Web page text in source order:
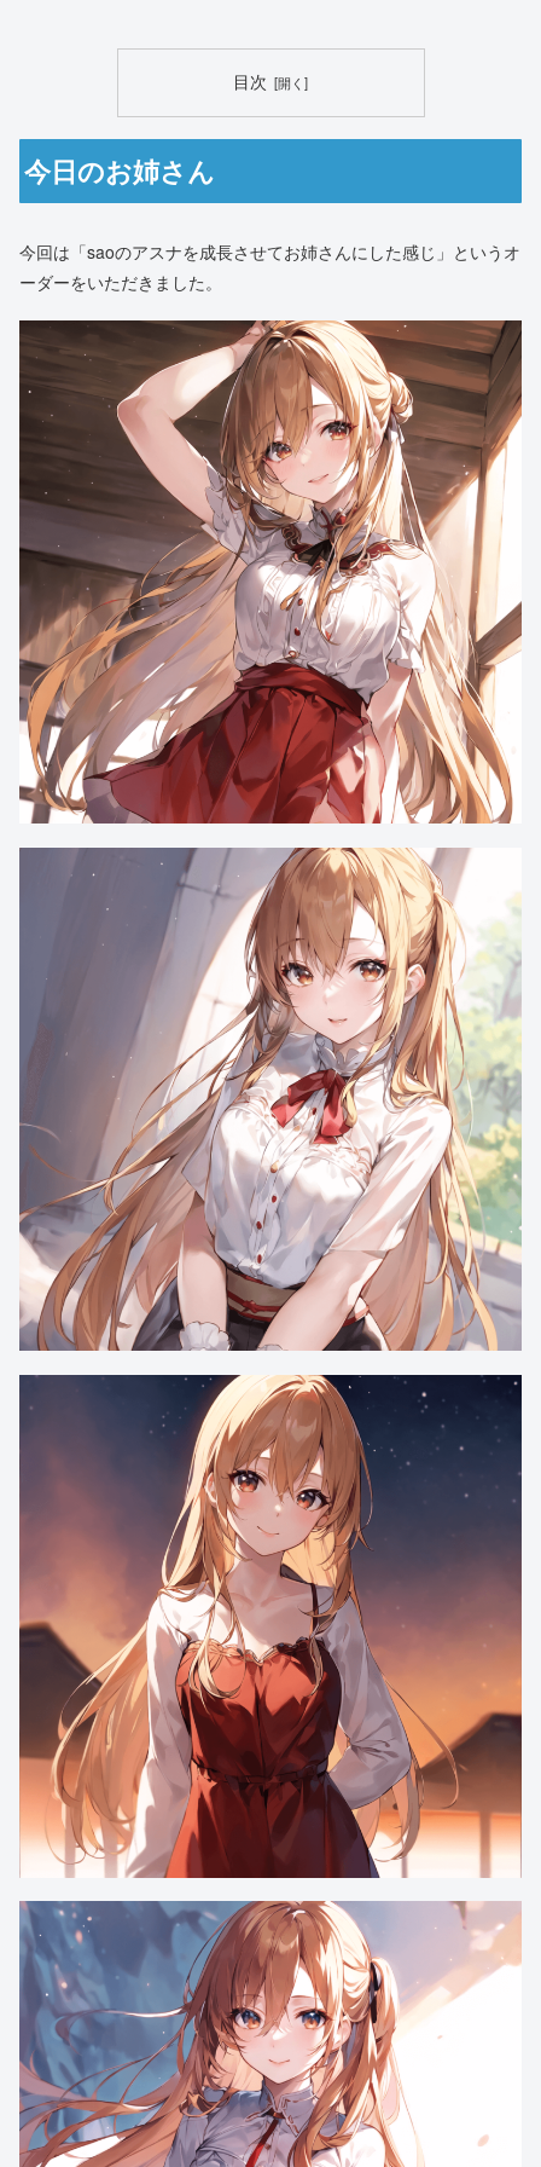
目次
今日のお姉さん
今回は「saoのアスナを成長させてお姉さんにした感じ」というオ
ーダーをいただきました。